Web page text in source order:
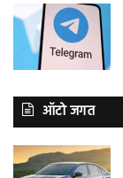
ऑटो जगत